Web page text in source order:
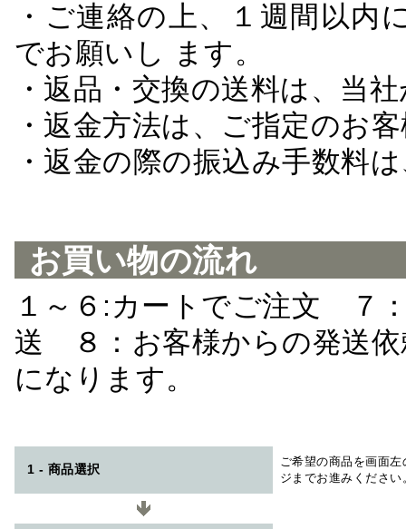
・ご連絡の上、１週間以
でお願いし ます。
・返品・交換の送料は、当
・返金方法は、ご指定のお
・返金の際の振込み手数料
お買い物の流れ
１～６:カートでご注文 ７
送 ８：お客様からの発送
になります。
1 - 商品選択
ご希望の商品を画面
ジまでお進みください